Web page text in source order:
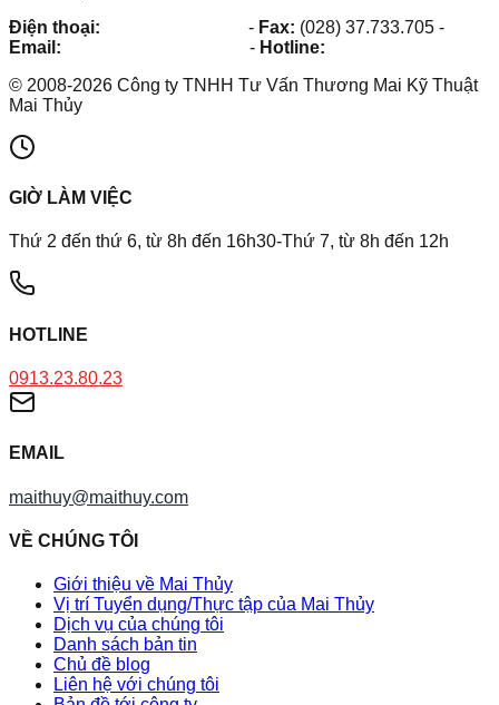
Điện thoại:
- Fax: (028) 37.733.705 -
Email:
- Hotline:
© 2008-2026 Công ty TNHH Tư Vấn Thương Mai Kỹ Thuật
Mai Thủy
GIỜ LÀM VIỆC
Thứ 2 đến thứ 6, từ 8h đến 16h30-Thứ 7, từ 8h đến 12h
HOTLINE
0913.23.80.23
EMAIL
maithuy@maithuy.com
VỀ CHÚNG TÔI
Giới thiệu về Mai Thủy
Vị trí Tuyển dụng/Thực tập của Mai Thủy
Dịch vụ của chúng tôi
Danh sách bản tin
Chủ đề blog
Liên hệ với chúng tôi